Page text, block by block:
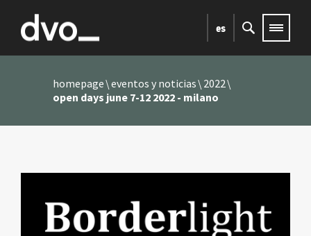
es
homepage eventos y noticias 2022
open days june 7-12 2022 - milano